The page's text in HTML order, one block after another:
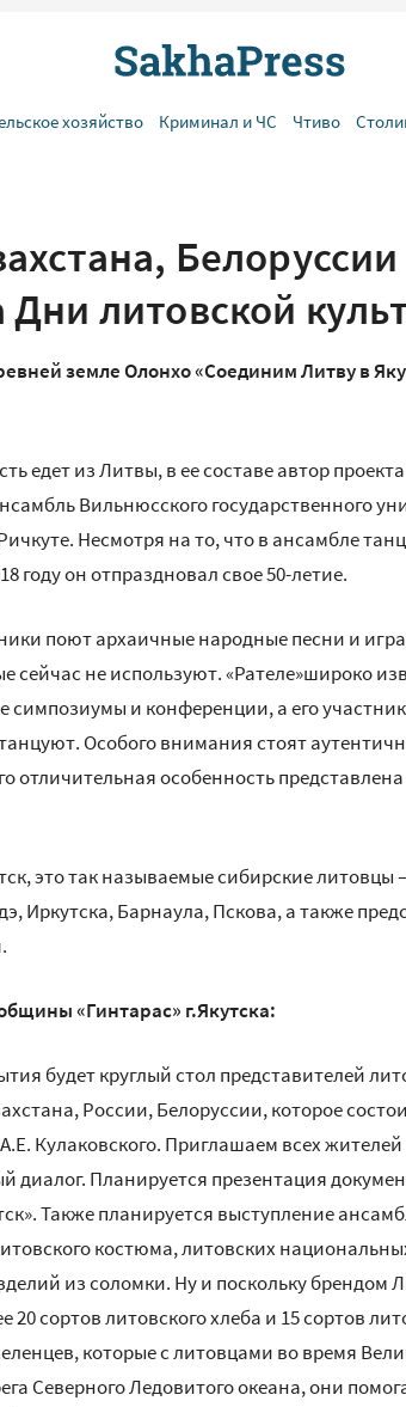
хозяйство Криминал и ЧС Чтиво
Белоруссии
литовской
земле Олонхо «Соединим Литву в
едет из Литвы, в ее составе автор
Вильнюсского государственного
Несмотря на то, что в ансамбле
году он отпраздновал свое 50-летие.
поют архаичные народные песни и
не используют. «Рателе»широко
симпозиумы и конференции, а его
Особого внимания стоят
отличительная особенность
это так называемые сибирские литовцы –
Иркутска, Барнаула, Пскова, а также
«Гинтарас» г.Якутска:
будет круглый стол представителей
России, Белоруссии, которое
Кулаковского. Приглашаем всех жителей
диалог. Планируется презентация
Также планируется выступление
костюма, литовских
из соломки. Ну и поскольку брендом
сортов литовского хлеба и 15 сортов
которые с литовцами во время
Северного Ледовитого океана, они